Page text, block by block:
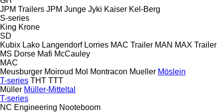
JPM Trailers JPM Junge Jyki Kaiser Kel-Berg
S-series
King Krone
SD
Kubix Lako Langendorf Lorries MAC Trailer MAN MAX Trailer
MS Dorse Mafi McCauley
MAC
Meusburger Moiroud Mol Montracon Mueller Möslein
T-series THT TTT
Müller Müller-Mitteltal
T-series
NC Engineering Nooteboom